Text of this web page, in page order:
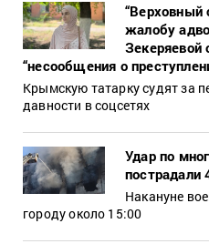
“Верховный
жалобу
Зекеряевой
“несообщения о
Крымскую татарку судят за
давности в соцсетях
Удар по
пострадали
Накануне
городу около 15:00